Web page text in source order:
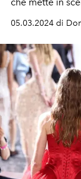
l’importanza
una moda
e il mitico
05.03.2024 di